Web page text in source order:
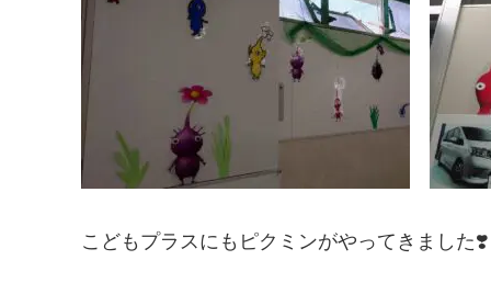
こどもプラスにもピクミンがやってきました❣️